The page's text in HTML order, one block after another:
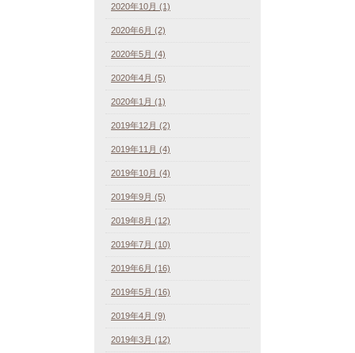
2020年10月 (1)
2020年6月 (2)
2020年5月 (4)
2020年4月 (5)
2020年1月 (1)
2019年12月 (2)
2019年11月 (4)
2019年10月 (4)
2019年9月 (5)
2019年8月 (12)
2019年7月 (10)
2019年6月 (16)
2019年5月 (16)
2019年4月 (9)
2019年3月 (12)